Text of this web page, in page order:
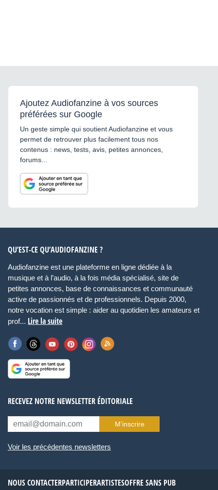
Ajoutez Audiofanzine à vos sources
préférées sur Google
Un geste simple qui soutient Audiofanzine et vous
permet de retrouver plus facilement tous nos
contenus : news, tests, avis, petites annonces,
forums...
QU’EST-CE QU’AUDIOFANZINE ?
Audiofanzine est une plateforme en ligne dédiée à la
musique et à l’audio, à la fois média spécialisé, site de
petites annonces, base de connaissances et communauté
active de passionnés et de professionnels. Depuis 2000,
notre vocation est simple : aider au quotidien les amateurs et
prof... Lire la suite
RECEVEZ NOTRE NEWSLETTER ÉDITORIALE
M’inscrire
Voir les précédentes newsletters
NOUS CONTACTERPARTICIPERARTISTESOFFRE SANS PUB